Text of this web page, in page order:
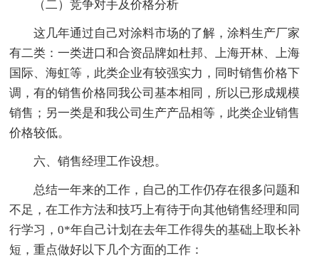
（二）竞争对手及价格分析
这几年通过自己对涂料市场的了解，涂料生产厂家
有二类：一类进口和合资品牌如杜邦、上海开林、上海
国际、海虹等，此类企业有较强实力，同时销售价格下
调，有的销售价格同我公司基本相同，所以已形成规模
销售；另一类是和我公司生产产品相等，此类企业销售
价格较低。
六、销售经理工作设想。
总结一年来的工作，自己的工作仍存在很多问题和
不足，在工作方法和技巧上有待于向其他销售经理和同
行学习，0*年自己计划在去年工作得失的基础上取长补
短，重点做好以下几个方面的工作：